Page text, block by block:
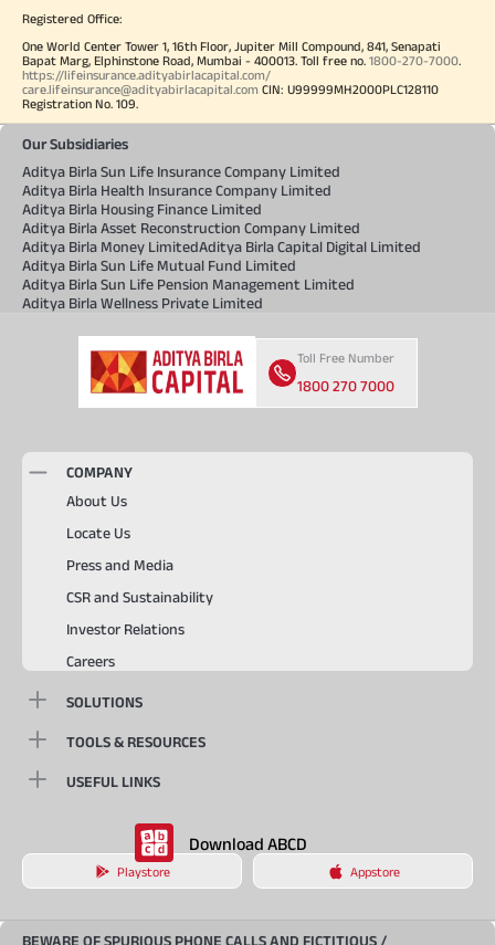
Registered Office:
One World Center Tower 1, 16th Floor, Jupiter Mill Compound, 841, Senapati
Bapat Marg, Elphinstone Road, Mumbai - 400013. Toll free no. 1800-270-7000.
https://lifeinsurance.adityabirlacapital.com/
care.lifeinsurance@adityabirlacapital.com CIN: U99999MH2000PLC128110
Registration No. 109.
Our Subsidiaries
Aditya Birla Sun Life Insurance Company Limited
Aditya Birla Health Insurance Company Limited
Aditya Birla Housing Finance Limited
Aditya Birla Asset Reconstruction Company Limited
Aditya Birla Money LimitedAditya Birla Capital Digital Limited
Aditya Birla Sun Life Mutual Fund Limited
Aditya Birla Sun Life Pension Management Limited
Aditya Birla Wellness Private Limited
Toll Free Number
1800 270 7000
COMPANY
About Us
Locate Us
Press and Media
CSR and Sustainability
Investor Relations
Careers
SOLUTIONS
TOOLS & RESOURCES
USEFUL LINKS
Download ABCD
Playstore Appstore
BEWARE OF SPURIOUS PHONE CALLS AND FICTITIOUS /